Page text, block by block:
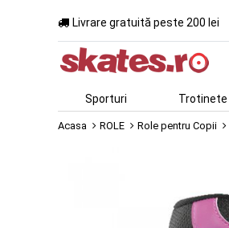
Livrare gratuită peste 200 lei
Sporturi Trotinete
Acasa ROLE Role pentru Copii